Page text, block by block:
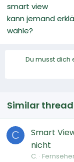
smart view
kann jemand
wähle?
Du musst
Similar
C
Smart
nicht
C.